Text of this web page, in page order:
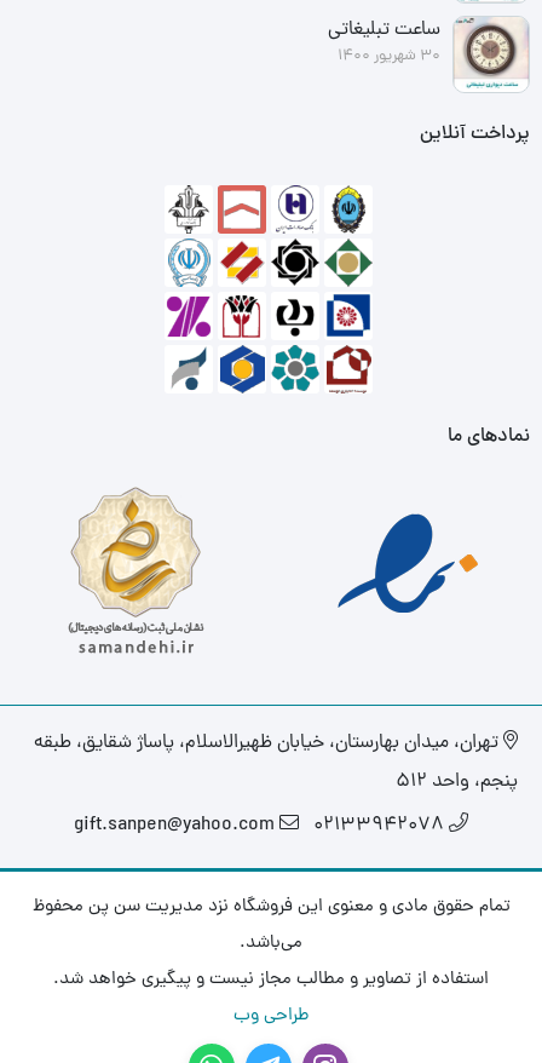
ساعت تبلیغاتی
30 شهریور 1400
پرداخت آنلاین
نمادهای ما
تهران، میدان بهارستان، خیابان ظهیرالاسلام، پاساژ شقایق، طبقه
پنجم، واحد ۵۱۲
02133942078
gift.sanpen@yahoo.com
تمام حقوق مادی و معنوی این فروشگاه نزد مدیریت سن پن محفوظ
می‌باشد.
استفاده از تصاویر و مطالب مجاز نیست و پیگیری خواهد شد.
طراحی وب